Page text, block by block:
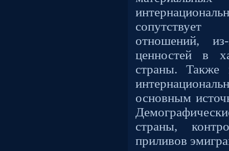
отношений,
ценностей в
страны. Также
основным
страны,
приливов